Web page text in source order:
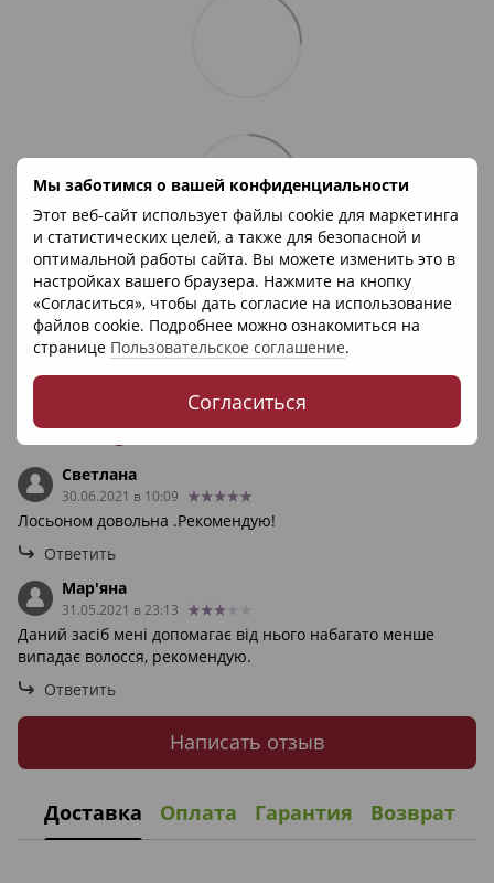
Мы заботимся о вашей конфиденциальности
Этот веб-сайт использует файлы cookie для маркетинга
и статистических целей, а также для безопасной и
оптимальной работы сайта. Вы можете изменить это в
настройках вашего браузера. Нажмите на кнопку
«Согласиться», чтобы дать согласие на использование
файлов cookie. Подробнее можно ознакомиться на
странице Пользовательское соглашение.
Согласиться
Отзывы
Светлана
30.06.2021 в 10:09
Лосьоном довольна .Рекомендую!
Ответить
Мар'яна
31.05.2021 в 23:13
Даний засіб мені допомагає від нього набагато менше
випадає волосся, рекомендую.
Ответить
Написать отзыв
Доставка Оплата Гарантия Возврат